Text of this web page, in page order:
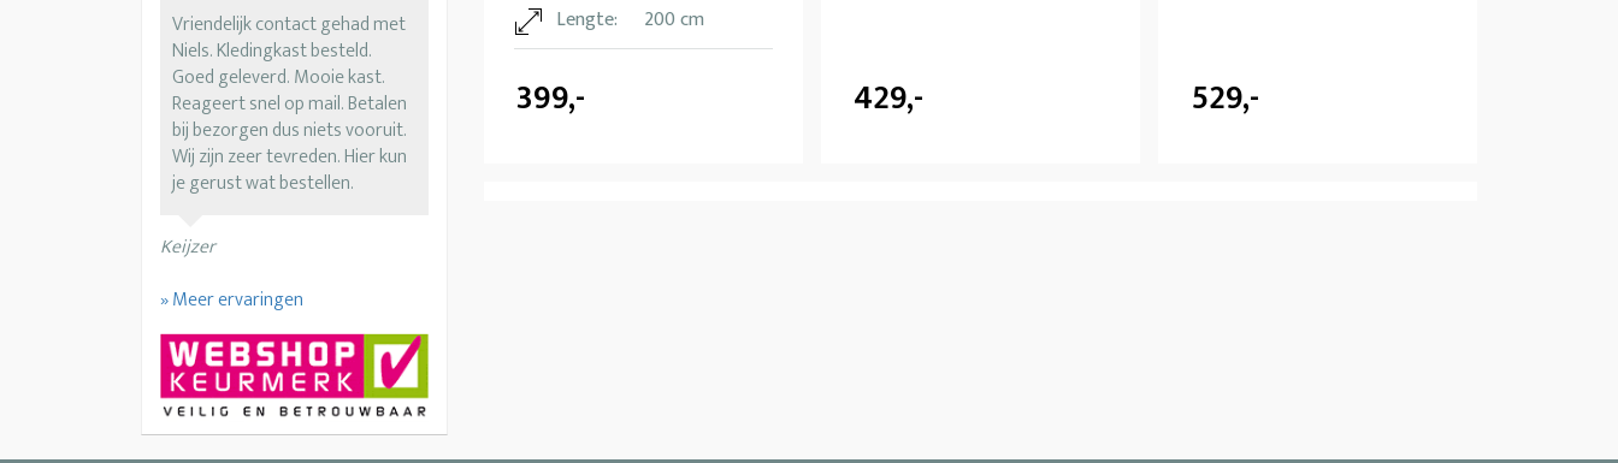
Vriendelijk contact gehad met
Niels. Kledingkast besteld.
Goed geleverd. Mooie kast.
Reageert snel op mail. Betalen
bij bezorgen dus niets vooruit.
Wij zijn zeer tevreden. Hier kun
je gerust wat bestellen.
Keijzer
» Meer ervaringen
Lengte:
200 cm
399,- 429,- 529,-